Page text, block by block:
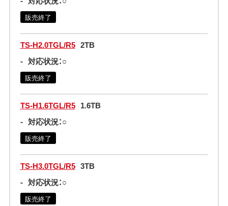
販売終了
TS-H2.0TGL/R5 2TB
- 対応状況：○
販売終了
TS-H1.6TGL/R5 1.6TB
- 対応状況：○
販売終了
TS-H3.0TGL/R5 3TB
- 対応状況：○
販売終了